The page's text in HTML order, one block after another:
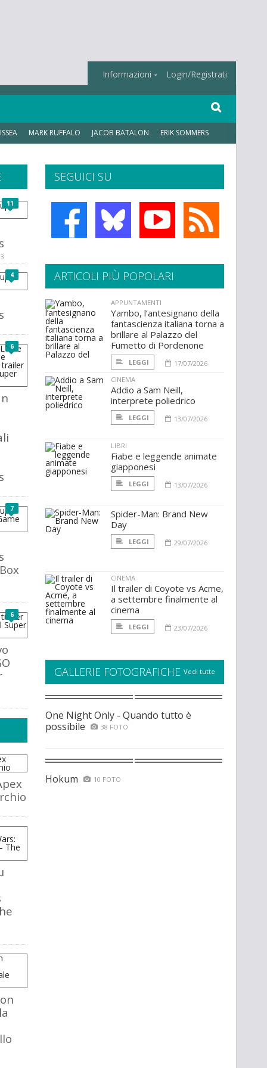
Informazioni Login/Registrati
MARK RUFFALO JACOB BATALON ERIK SOMMERS
SEGUICI SU
11
4
6
7
6
ARTICOLI PIÙ POPOLARI
APPUNTAMENTI
Yambo, l’antesignano della
fantascienza italiana torna a
brillare al Palazzo del
Fumetto di Pordenone
LEGGI
17/07/2026
CINEMA
Addio a Sam Neill,
interprete poliedrico
LEGGI 13/07/2026
LIBRI
Fiabe e leggende animate
giapponesi
LEGGI 13/07/2026
Spider-Man: Brand New
Day
LEGGI 29/07/2026
CINEMA
Il trailer di Coyote vs Acme,
a settembre finalmente al
cinema
LEGGI 23/07/2026
GALLERIE FOTOGRAFICHE Vedi tutte
One Night Only - Quando tutto è
possibile
38 FOTO
Hokum 10 FOTO